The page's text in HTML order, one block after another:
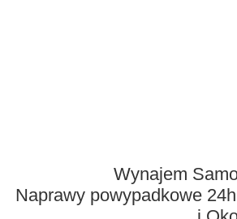
Wynajem
Naprawy powypadkowe